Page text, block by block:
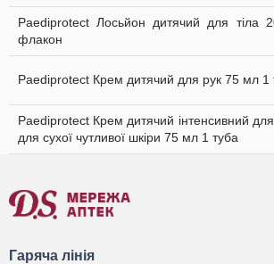
Paediprotect Лосьйон дитячий для тіла
флакон
Paediprotect Крем дитячий для рук 75 мл 1
Paediprotect Крем дитячий інтенсивний
для сухої чутливої шкіри 75 мл 1 туба
Гаряча лінія